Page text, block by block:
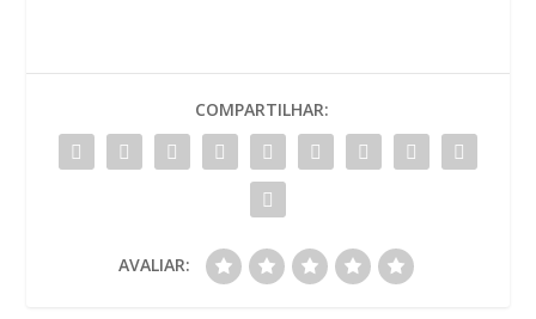
COMPARTILHAR:
AVALIAR: